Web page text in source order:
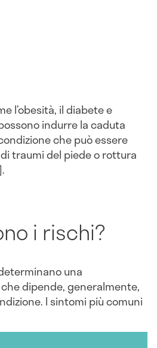
l’obesità, il diabete e
indurre la caduta
che può essere
traumi del piede o rottura
i rischi?
una
dipende, generalmente,
I sintomi più comuni